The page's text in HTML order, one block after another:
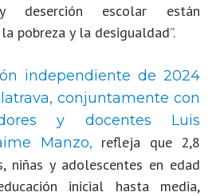
deserción escolar están
pobreza y la desigualdad”.
independiente de 2024
conjuntamente con
y docentes Luis
Manzo, refleja que 2,8
niñas y adolescentes en edad
inicial hasta media,